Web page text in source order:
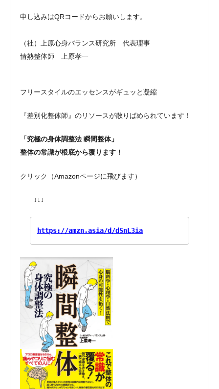
申し込みはQRコードからお願いします。
（社）上原心身バランス研究所 代表理事
情熱整体師 上原孝一
フリースタイルのエッセンスがギュッと凝縮
『差別化整体師』のリソースが散りばめられています！
「究極の身体調整法 瞬間整体」
整体の常識が根底から覆ります！
クリック（Amazonページに飛びます）
↓↓↓
https://amzn.asia/d/dSnL3ia